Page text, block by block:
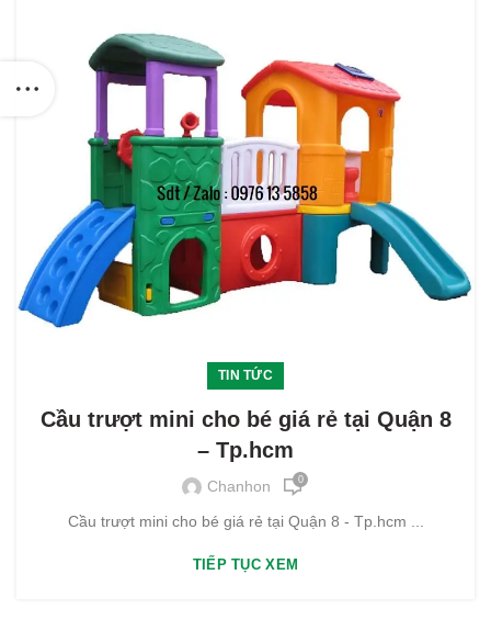
TIN TỨC
Cầu trượt mini cho bé giá rẻ tại Quận 8
– Tp.hcm
Chanhon 0
Cầu trượt mini cho bé giá rẻ tại Quận 8 - Tp.hcm ...
TIẾP TỤC XEM